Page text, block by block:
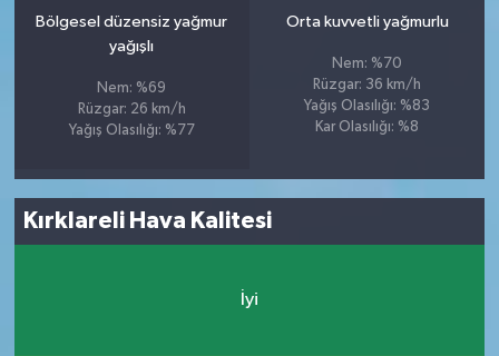
Bölgesel düzensiz yağmur
yağışlı
Nem: %69
Rüzgar: 26 km/h
Yağış Olasılığı: %77
Orta kuvvetli yağmurlu
Nem: %70
Rüzgar: 36 km/h
Yağış Olasılığı: %83
Kar Olasılığı: %8
Kırklareli Hava Kalitesi
İyi